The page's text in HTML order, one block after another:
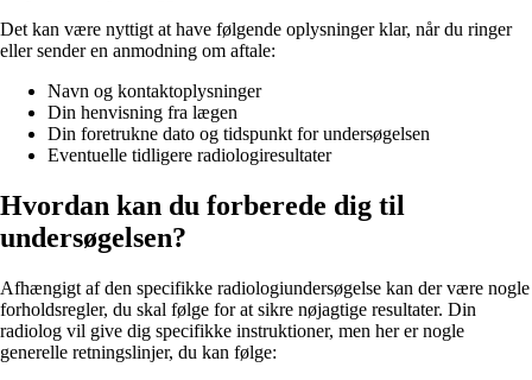
Det kan være nyttigt at have følgende oplysninger klar, når du ringer
eller sender en anmodning om aftale:
Navn og kontaktoplysninger
Din henvisning fra lægen
Din foretrukne dato og tidspunkt for undersøgelsen
Eventuelle tidligere radiologiresultater
Hvordan kan du forberede dig til
undersøgelsen?
Afhængigt af den specifikke radiologiundersøgelse kan der være nogle
forholdsregler, du skal følge for at sikre nøjagtige resultater. Din
radiolog vil give dig specifikke instruktioner, men her er nogle
generelle retningslinjer, du kan følge: